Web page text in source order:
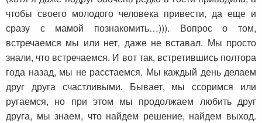
чтобы своего молодого человека привести, да еще и
сразу с мамой познакомить…))). Вопрос о том,
встречаемся мы или нет, даже не вставал. Мы просто
знали, что встречаемся. И вот так, встретившись полтора
года назад, мы не расстаемся. Мы каждый день делаем
друг друга счастливыми. Бывает, мы ссоримся или
ругаемся, но при этом мы продолжаем любить друг
друга, мы знаем, что найдем решение, найдем выход.